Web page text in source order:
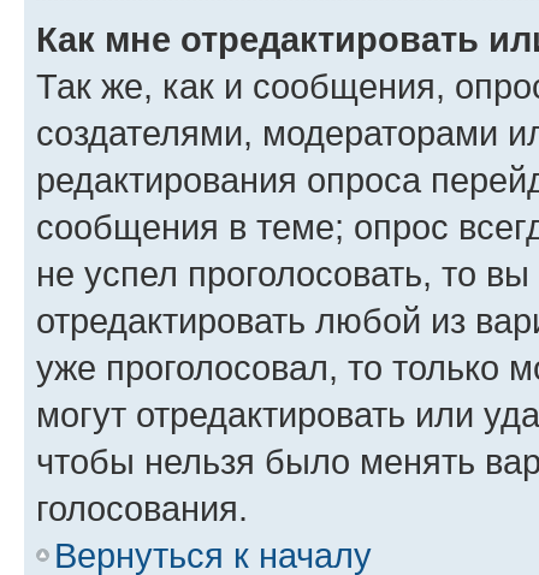
Как мне отредактировать
Так же, как и сообщения,
создателями, модераторами
редактирования опроса
сообщения в теме; опрос
не успел проголосовать, то
отредактировать любой из
уже проголосовал, то только
могут отредактировать или
чтобы нельзя было менять
голосования.
Вернуться к началу